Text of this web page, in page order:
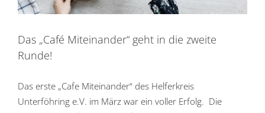
Das „Café Miteinander“ geht in die zweite
Runde!
Das erste „Cafe Miteinander“ des Helferkreis
Unterföhring e.V. im März war ein voller Erfolg. Die